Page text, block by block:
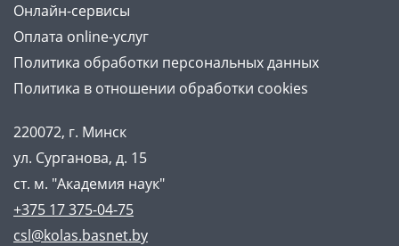
Онлайн-сервисы
Оплата online-услуг
Политика обработки персональных данных
Политика в отношении обработки cookies
220072, г. Минск
ул. Сурганова, д. 15
ст. м. "Академия наук"
+375 17 375-04-75
csl@kolas.basnet.by